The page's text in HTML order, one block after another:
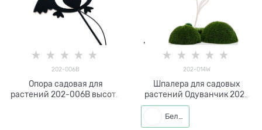
202-006B
Опора садовая для
растений 202-006B высота
202-014W
Шпалера для садовых
растений Одуванчик 202-
014W h=210 см
Белый